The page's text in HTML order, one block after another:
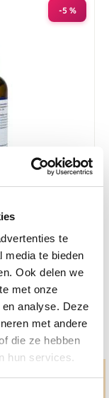
te
media te bieden
Ook delen we
met onze
analyse. Deze
met andere
die ze hebben
hun services.
-5 %
ml